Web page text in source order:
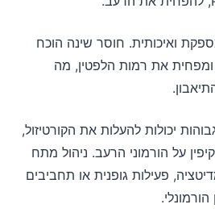
ואיכותית. חוסר שינה הוכח
את רמות הלפטין, מה
יכולות להעלות את הקורטיזול,
על הורמוני הרעב. ניהול מתח
פעילות גופנית או תחביבים
הורמונלי.